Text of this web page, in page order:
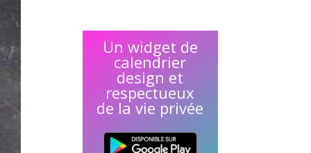
Un widget de
calendrier
design et
respectueux
de la vie privée